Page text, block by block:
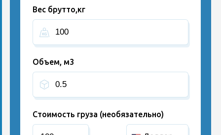
Вес брутто,кг
Объем, м3
Стоимость груза (необязательно)